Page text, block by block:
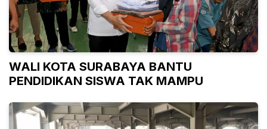
WALI KOTA SURABAYA BANTU
PENDIDIKAN SISWA TAK MAMPU